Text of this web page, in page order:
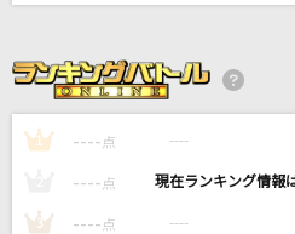
[生音]ray
BUMP OF CHICKEN
Scarlet Ballet
1 ---- 点 ----
---- 点 ----
3 ---- 点 ----